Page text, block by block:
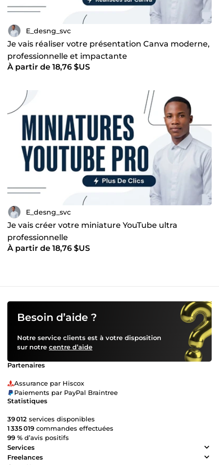
E_desng_svc
Je vais réaliser votre présentation Canva moderne,
professionnelle et impactante
À partir de 18,76 $US
E_desng_svc
Je vais créer votre miniature YouTube ultra
professionnelle
À partir de 18,76 $US
Besoin d’aide ?
Notre service clients est à votre disposition
sur notre centre d’aide
Partenaires
Assurance par Hiscox
Paiements par PayPal Braintree
Statistiques
39 012 services disponibles
1 335 019 commandes effectuées
99 % d’avis positifs
Services
Freelances